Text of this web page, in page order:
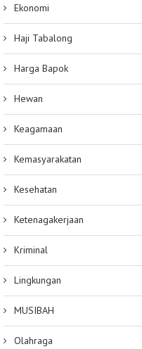
Ekonomi
Haji Tabalong
Harga Bapok
Hewan
Keagamaan
Kemasyarakatan
Kesehatan
Ketenagakerjaan
Kriminal
Lingkungan
MUSIBAH
Olahraga